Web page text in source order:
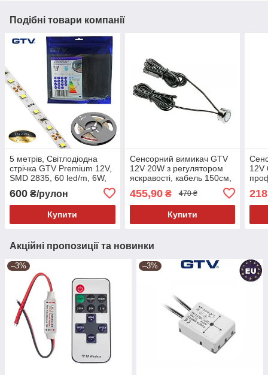
Подібні товари компанії
5 метрів, Світлодіодна
стрічка GTV Premium 12V,
SMD 2835, 60 led/m, 6W,
750Lm, 8мм, IP20, 6500K
Білий холодний колір
світла
600 ₴/рулон
Купити
Сенсорний вимикач GTV
12V 20W з регулятором
яскравості, кабель 150см,
455,90₴ 470 ₴
Купити
12V
Акційні пропозиції та новинки
–3% –3%